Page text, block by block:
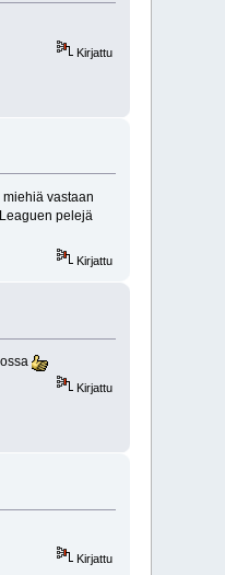
Kirjattu
vastaan
pelejä
Kirjattu
Kirjattu
Kirjattu